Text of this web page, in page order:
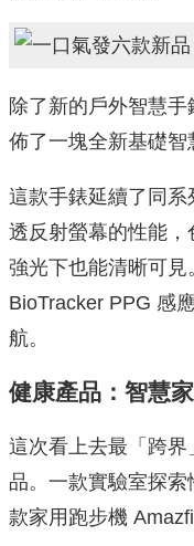
除了新的戶外智慧
佈了一塊全新基礎
這款手錶延續了同
透反射螢幕的性能
強光下也能清晰可
BioTracker PPG 感
航。
健康產品：智慧
這次看上去最「跨
品。一款實驗室探
款家用跑步機